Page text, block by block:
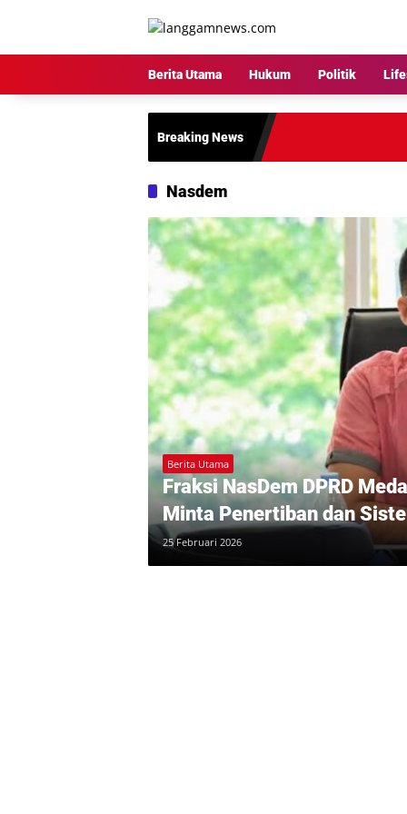
Berita Utama Hukum Politik
Breaking News
Nasdem
Berita Utama
Fraksi NasDem DPRD
Minta Penertiban dan
25 Februari 2026